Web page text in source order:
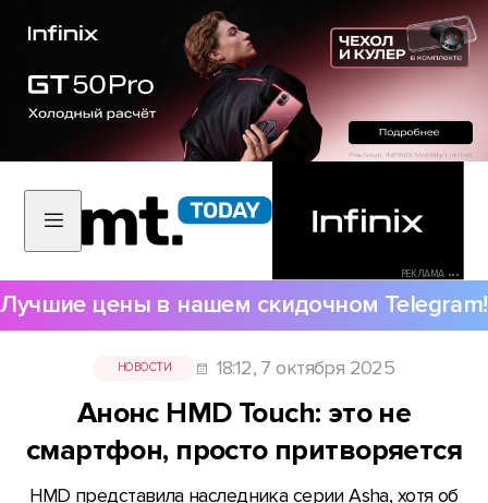
РЕКЛАМА •••
Лучшие цены в нашем скидочном Telegram!
НОВОСТИ 18:12, 7 октября 2025
Анонс HMD Touch: это не
смартфон, просто притворяется
HMD представила наследника серии Asha, хотя об